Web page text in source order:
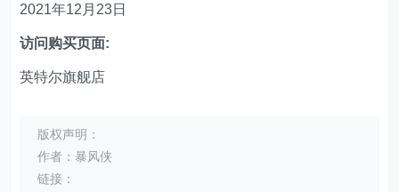
2021年12月23日
访问购买页面:
英特尔旗舰店
版权声明：
作者：暴风侠
链接：